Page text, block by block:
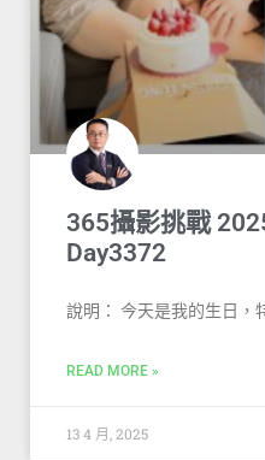
365攝影挑戰
Day3372
說明： 今天是我的生日，
READ MORE »
13 4 月, 2025